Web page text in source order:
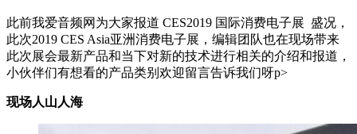
此前我爱音频网为大家报道 CES2019 国际消费电子展 盛况，
此次2019 CES Asia亚洲消费电子展，编辑团队也在现场带来
此次展会最新产品和当下对新的技术进行相关的介绍和报道，
小伙伴们有想看的产品类别欢迎留言告诉我们呀p>
现场人山人海